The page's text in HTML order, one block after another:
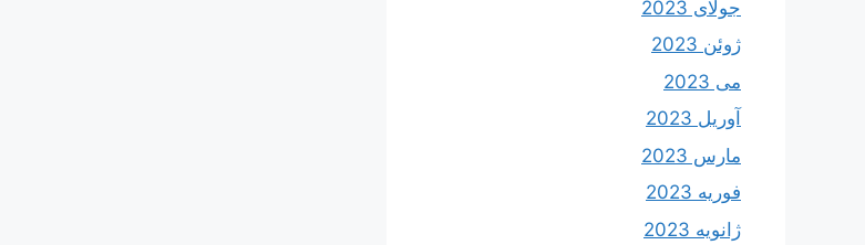
جولای 2023
ژوئن 2023
می 2023
آوریل 2023
مارس 2023
فوریه 2023
ژانویه 2023